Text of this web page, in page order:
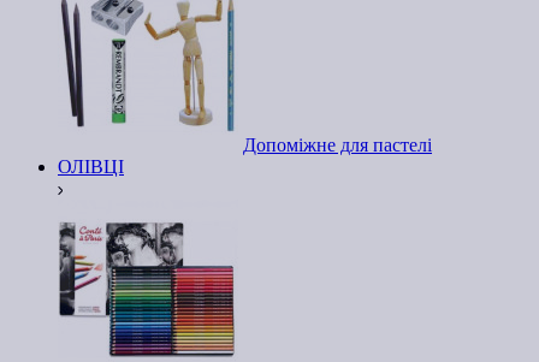
Допоміжне для пастелі
ОЛІВЦІ